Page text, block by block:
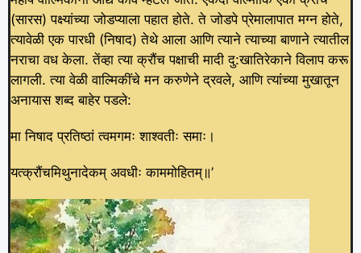
(सारस) पक्ष्यांच्या जोडप्याला पहात होते. ते जोडपे प्रेमालापात मग्न होते,
त्यावेळी एक पारधी (निषाद) तेथे आला आणि त्याने त्याच्या बाणाने त्यातील
नराचा वध केला. तेंव्हा त्या क्रौंच पक्षाची मादी दु:खातिरेकाने विलाप करू
लागली. त्या वेळी वाल्मिकींचे मन करुणेने द्रवले, आणि त्यांच्या मुखातून
अनायास शब्द बाहेर पडले:
मा निषाद प्रतिष्ठां त्वमगमः शाश्वतीः समाः।
यत्क्रौंचमिथुनादेकम् अवधीः काममोहितम्॥’